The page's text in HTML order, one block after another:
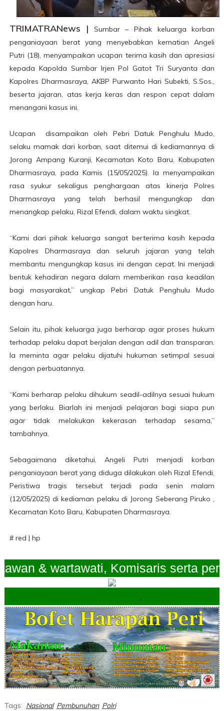
TRIMATRANews | Sumbar – Pihak keluarga korban
penganiayaan berat yang menyebabkan kematian Angeli
Putri (18), menyampaikan ucapan terima kasih dan apresiasi
kepada Kapolda Sumbar Irjen Pol Gatot Tri Suryanta dan
Kapolres Dharmasraya, AKBP Purwanto Hari Subekti, S.Sos.,
beserta jajaran, atas kerja keras dan respon cepat dalam
menangani kasus ini.
Ucapan disampaikan oleh Pebri Datuk Penghulu Mudo,
selaku mamak dari korban, saat ditemui di kediamannya di
Jorong Ampang Kuranji, Kecamatan Koto Baru, Kabupaten
Dharmasraya, pada Kamis (15/05/2025). Ia menyampaikan
rasa syukur sekaligus penghargaan atas kinerja Polres
Dharmasraya yang telah berhasil mengungkap dan
menangkap pelaku, Rizal Efendi, dalam waktu singkat.
“Kami dari pihak keluarga sangat berterima kasih kepada
Kapolres Dharmasraya dan seluruh jajaran yang telah
membantu mengungkap kasus ini dengan cepat. Ini menjadi
bentuk kehadiran negara dalam memberikan rasa keadilan
bagi masyarakat,” ungkap Pebri Datuk Penghulu Mudo
dengan haru.
Selain itu, pihak keluarga juga berharap agar proses hukum
terhadap pelaku dapat berjalan dengan adil dan transparan.
Ia meminta agar pelaku dijatuhi hukuman setimpal sesuai
dengan perbuatannya.
“Kami berharap pelaku dihukum seadil-adilnya sesuai hukum
yang berlaku. Biarlah ini menjadi pelajaran bagi siapa pun
agar tidak melakukan kekerasan terhadap sesama,”
tambahnya.
Sebagaimana diketahui, Angeli Putri menjadi korban
penganiayaan berat yang diduga dilakukan oleh Rizal Efendi.
Peristiwa tragis tersebut terjadi pada senin malam
(12/05/2025) di kediaman pelaku di Jorong Seberang Piruko ,
Kecamatan Koto Baru, Kabupaten Dharmasraya.
# red | hp
& wartawati, Komisaris serta
Tags: Nasional Pembunuhan Polri